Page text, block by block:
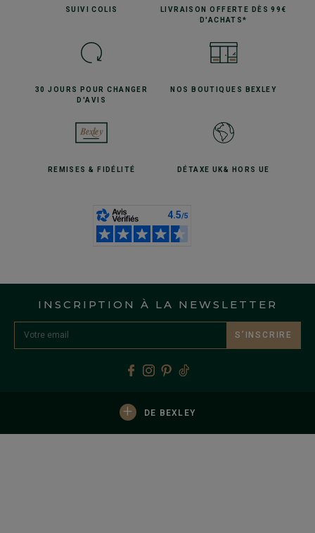
SUIVICOLIS LIVRAISON OFFERTE
DÈS 99€
D'ACHATS*
30 JOURS POURCHANGER
D'AVIS
NOS BOUTIQUES BEXLEY
REMISES& FIDÉLITÉ DÉTAXE UK& HORS UE
INSCRIPTION À LA NEWSLETTER
S’INSCRIRE
+ DE BEXLEY